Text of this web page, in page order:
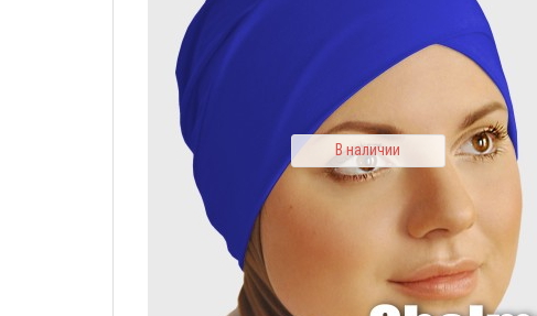
В наличии